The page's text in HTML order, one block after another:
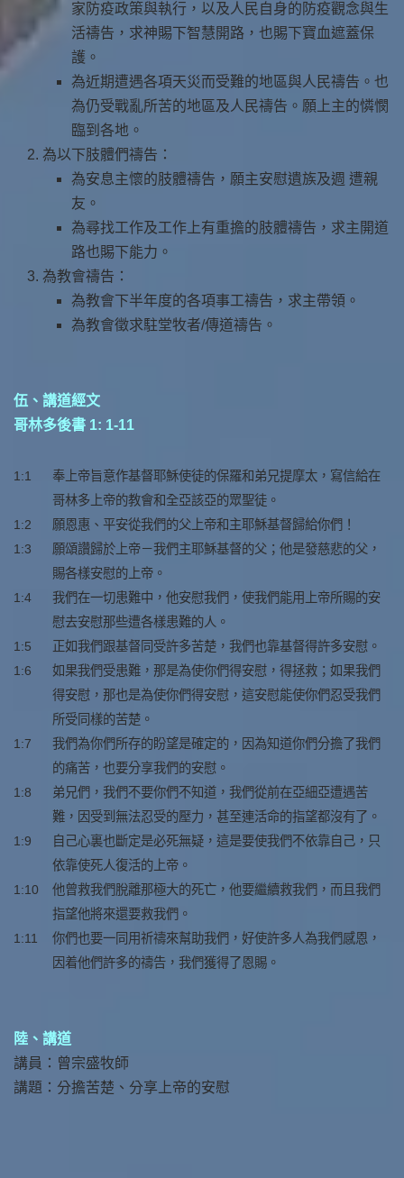
家防疫政策與執行，以及人民自身的防疫觀念與生
活禱告，求神賜下智慧開路，也賜下寶血遮蓋保
護。
為近期遭遇各項天災而受難的地區與人民禱告。也
為仍受戰亂所苦的地區及人民禱告。願上主的憐憫
臨到各地。
為以下肢體們禱告：
為安息主懷的肢體禱告，願主安慰遺族及週 遭親
友。
為尋找工作及工作上有重擔的肢體禱告，求主開道
路也賜下能力。
為教會禱告：
為教會下半年度的各項事工禱告，求主帶領。
為教會徵求駐堂牧者/傳道禱告。
伍、講道經文
哥林多後書 1: 1-11
1:1
奉上帝旨意作基督耶穌使徒的保羅和弟兄提摩太，寫信給在
哥林多上帝的教會和全亞該亞的眾聖徒。
1:2
願恩惠、平安從我們的父上帝和主耶穌基督歸給你們！
1:3
願頌讚歸於上帝－我們主耶穌基督的父；他是發慈悲的父，
賜各樣安慰的上帝。
1:4
我們在一切患難中，他安慰我們，使我們能用上帝所賜的安
慰去安慰那些遭各樣患難的人。
1:5
正如我們跟基督同受許多苦楚，我們也靠基督得許多安慰。
1:6
如果我們受患難，那是為使你們得安慰，得拯救；如果我們
得安慰，那也是為使你們得安慰，這安慰能使你們忍受我們
所受同樣的苦楚。
1:7
我們為你們所存的盼望是確定的，因為知道你們分擔了我們
的痛苦，也要分享我們的安慰。
1:8
弟兄們，我們不要你們不知道，我們從前在亞細亞遭遇苦
難，因受到無法忍受的壓力，甚至連活命的指望都沒有了。
1:9
自己心裏也斷定是必死無疑，這是要使我們不依靠自己，只
依靠使死人復活的上帝。
1:10
他曾救我們脫離那極大的死亡，他要繼續救我們，而且我們
指望他將來還要救我們。
1:11
你們也要一同用祈禱來幫助我們，好使許多人為我們感恩，
因着他們許多的禱告，我們獲得了恩賜。
陸、講道
講員：曾宗盛牧師
講題：分擔苦楚、分享上帝的安慰